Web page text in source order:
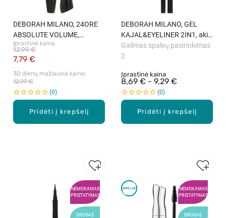
Pridėti į krepšelį
DEBORAH MILANO, 24ORE
ABSOLUTE VOLUME,
blakstienų tušas, 12 ml
Įprastinė kaina
7,79 €
12,99 €
30 dienų mažiausia kaina:
12,99 €
0
Pridėti į krepšelį
DEBORAH MILANO, GEL
KAJAL&EYELINER 2IN1, akių
pieštukas, 1,4 g
Įprastinė kaina
8,69 € - 9,29 €
Galimas spalvų pasirinkimas
2
0
NEMOKAMAS
PRISTATYMAS
DROGAS
NEMOKAMAS
PRISTATYMAS
DROGAS